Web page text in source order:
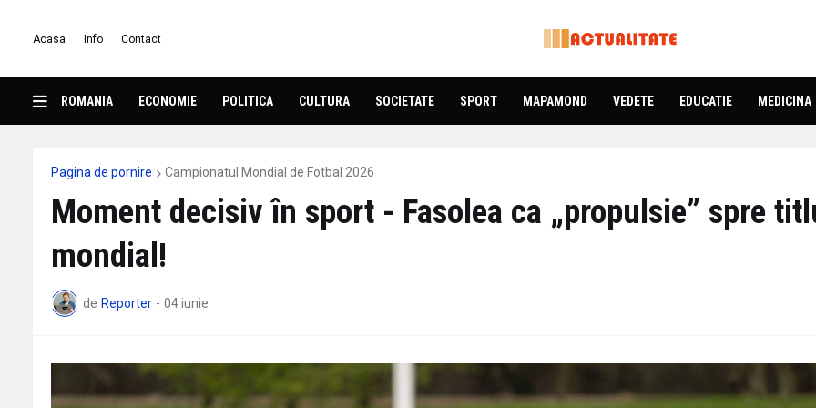
Acasa Info Contact
ROMANIA ECONOMIE POLITICA CULTURA SOCIETATE SPORT MAPAMOND VEDETE EDUCATIE MEDICINA
Pagina de pornire Campionatul Mondial de Fotbal 2026
Moment decisiv în sport - Fasolea ca „propulsie” spre
mondial!
de Reporter - 04 iunie